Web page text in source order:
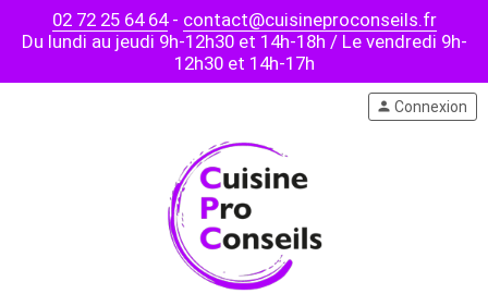
02 72 25 64 64- contact@cuisineproconseils.fr
Du lundi au jeudi 9h-12h30 et 14h-18h / Le vendredi 9h-
12h30 et 14h-17h
person Connexion